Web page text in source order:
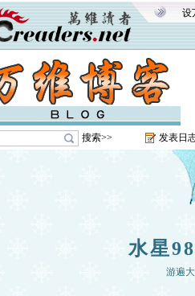
设
搜索>> 发表日
水星
游遍